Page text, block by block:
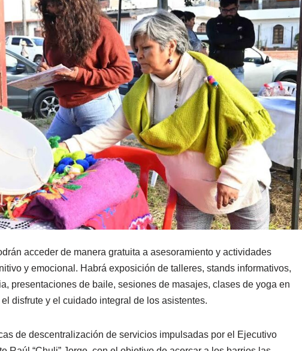
acceder de manera gratuita a asesoramiento y actividades
y emocional. Habrá exposición de talleres, stands informativos,
presentaciones de baile, sesiones de masajes, clases de yoga en
disfrute y el cuidado integral de los asistentes.
de descentralización de servicios impulsadas por el Ejecutivo